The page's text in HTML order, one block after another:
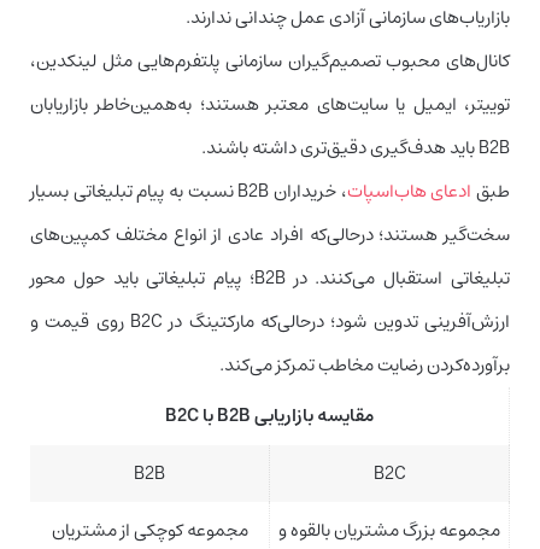
بازاریاب‌های سازمانی آزادی عمل چندانی ندارند.
کانال‌های محبوب تصمیم‌گیران سازمانی پلتفرم‌هایی مثل لینکدین،
توییتر، ایمیل یا سایت‌های معتبر هستند؛ به‌همین‌خاطر بازاریابان
B2B باید هدف‌گیری دقیق‌تری داشته باشند.
طبقادعای هاب‌اسپات
، خریداران B2B نسبت به پیام تبلیغاتی بسیار
سخت‌گیر هستند؛ درحالی‌که افراد عادی از انواع مختلف کمپین‌های
تبلیغاتی استقبال می‌کنند. در B2B؛ پیام تبلیغاتی باید حول محور
ارزش‌آفرینی تدوین شود؛ درحالی‌که مارکتینگ در B2C روی قیمت و
برآورده‌کردن رضایت مخاطب تمرکز می‌کند.
مقایسه بازاریابی B2B با B2C
B2C
B2B
مجموعه بزرگ مشتریان بالقوه و
مجموعه کوچکی از مشتریان